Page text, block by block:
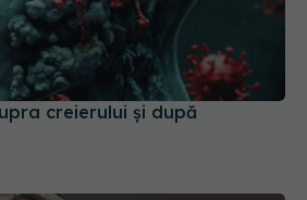
creierului și după